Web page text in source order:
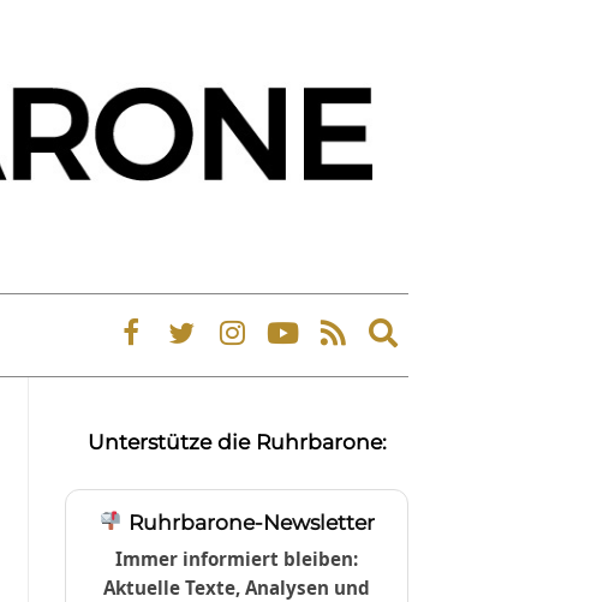
Expand
search
Unterstütze die Ruhrbarone:
Ruhrbarone-Newsletter
Immer informiert bleiben:
Aktuelle Texte, Analysen und